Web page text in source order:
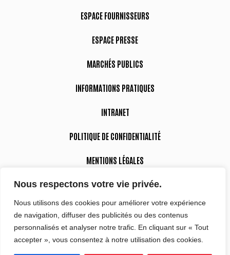
Nous respectons votre vie privée.
Nous utilisons des cookies pour améliorer votre expérience
de navigation, diffuser des publicités ou des contenus
personnalisés et analyser notre trafic. En cliquant sur « Tout
accepter », vous consentez à notre utilisation des cookies.
ESPACE FOURNISSEURS
ESPACE PRESSE
MARCHÉS PUBLICS
INFORMATIONS PRATIQUES
INTRANET
POLITIQUE DE CONFIDENTIALITÉ
MENTIONS LÉGALES
DÉCLARATION D’ACCESSIBILITÉ
Suivez-nous